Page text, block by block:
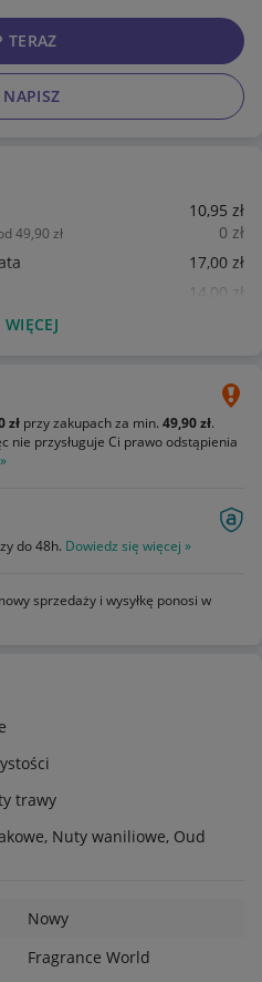
NAPISZ
TERAZ
10,95 zł
49,90 zł 0 zł
17,00 zł
14 ,00
zł
WIĘCEJ
zł przy zakupach za min. 49,90 zł.
nie przysługuje Ci prawo odstąpienia
do 48h. Dowiedz się więcej »
sprzedaży i wysyłkę ponosi w
trawy
Nuty waniliowe, Oud
Nowy
Fragrance World